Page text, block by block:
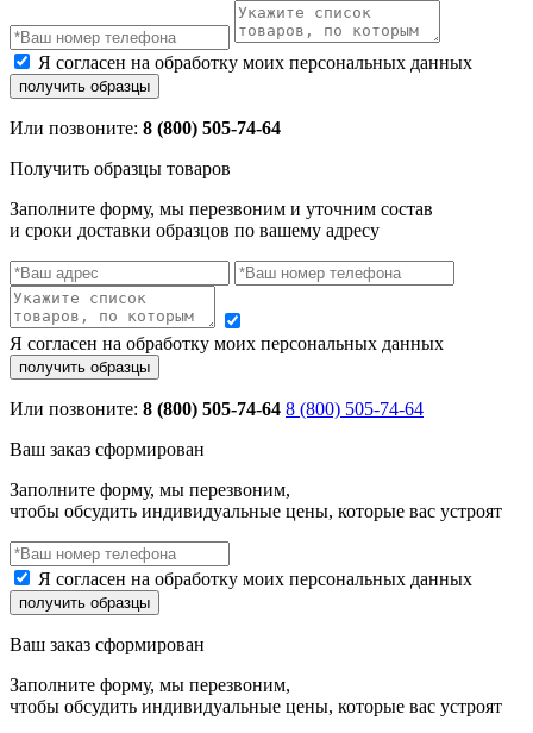
Я согласен на обработку моих персональных данных
Или позвоните: 8 (800) 505-74-64
Получить образцы товаров
Заполните форму, мы перезвоним и уточним состав
и сроки доставки образцов по вашему адресу
Я согласен на обработку моих персональных данных
Или позвоните: 8 (800) 505-74-64 8 (800) 505-74-64
Ваш заказ сформирован
Заполните форму, мы перезвоним,
чтобы обсудить индивидуальные цены, которые вас устроят
Я согласен на обработку моих персональных данных
Ваш заказ сформирован
Заполните форму, мы перезвоним,
чтобы обсудить индивидуальные цены, которые вас устроят